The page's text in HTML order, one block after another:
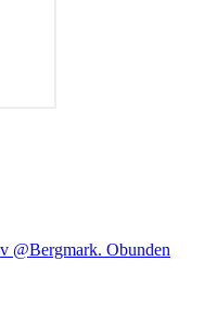
@Bergmark. Obunden